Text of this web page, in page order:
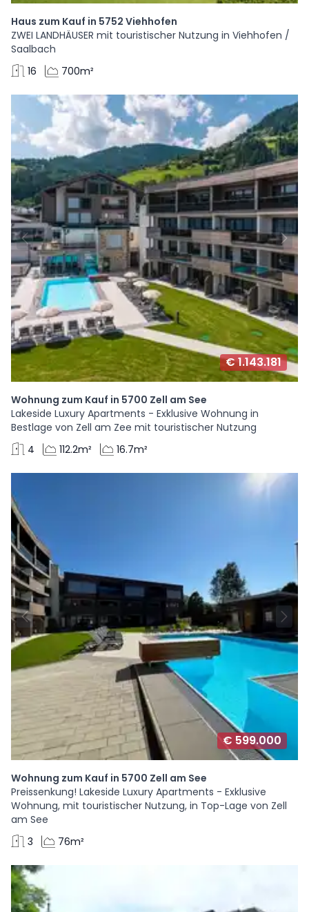
Haus zum Kauf in 5752 Viehhofen
ZWEI LANDHÄUSER mit touristischer Nutzung in Viehhofen /
Saalbach
16
700m²
€ 1.143.181
Wohnung zum Kauf in 5700 Zell am See
Lakeside Luxury Apartments - Exklusive Wohnung in
Bestlage von Zell am Zee mit touristischer Nutzung
4
112.2m² 16.7m²
€ 599.000
Wohnung zum Kauf in 5700 Zell am See
Preissenkung! Lakeside Luxury Apartments - Exklusive
Wohnung, mit touristischer Nutzung, in Top-Lage von Zell
am See
3
76m²